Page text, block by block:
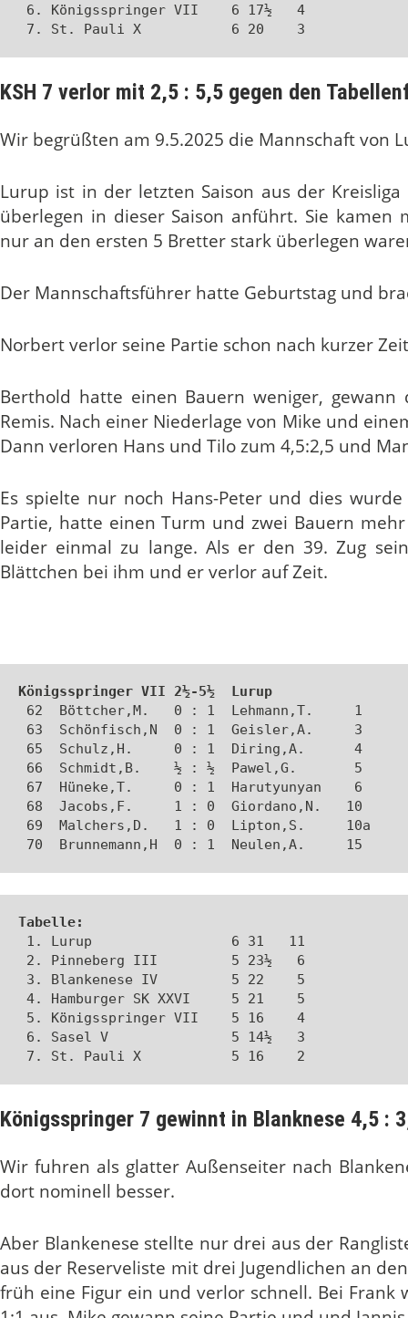
6. Königsspringer VII    6 17½   4
7. St. Pauli X           6 20    3
KSH 7 verlor mit 2,5 : 5,5 gegen den
Wir begrüßten am 9.5.2025 die Mannschaft von
Lurup ist in der letzten Saison aus der
überlegen in dieser Saison anführt. Sie kamen
nur an den ersten 5 Bretter stark überlegen
Der Mannschaftsführer hatte Geburtstag und
Norbert verlor seine Partie schon nach kurzer
Berthold hatte einen Bauern weniger,
Remis. Nach einer Niederlage von Mike und
Dann verloren Hans und Tilo zum 4,5:2,5 und
Es spielte nur noch Hans-Peter und dies
Partie, hatte einen Turm und zwei Bauern
leider einmal zu lange. Als er den 39. Zug
Blättchen bei ihm und er verlor auf Zeit.
Königsspringer VII 2½-5½  Lurup
62  Böttcher,M.   0 : 1  Lehmann,T.     1
63  Schönfisch,N  0 : 1  Geisler,A.     3
65  Schulz,H.     0 : 1  Diring,A.      4
66  Schmidt,B.    ½ : ½  Pawel,G.       5
67  Hüneke,T.     0 : 1  Harutyunyan    6
68  Jacobs,F.     1 : 0  Giordano,N.   10
69  Malchers,D.   1 : 0  Lipton,S.     10a
70  Brunnemann,H  0 : 1  Neulen,A.     15
Tabelle:
1. Lurup                 6 31   11
2. Pinneberg III         5 23½   6
3. Blankenese IV         5 22    5
4. Hamburger SK XXVI     5 21    5
5. Königsspringer VII    5 16    4
6. Sasel V               5 14½   3
7. St. Pauli X           5 16    2
Königsspringer 7 gewinnt in Blanknese 4,5 :
Wir fuhren als glatter Außenseiter nach
dort nominell besser.
Aber Blankenese stellte nur drei aus der
aus der Reserveliste mit drei Jugendlichen an
früh eine Figur ein und verlor schnell. Bei